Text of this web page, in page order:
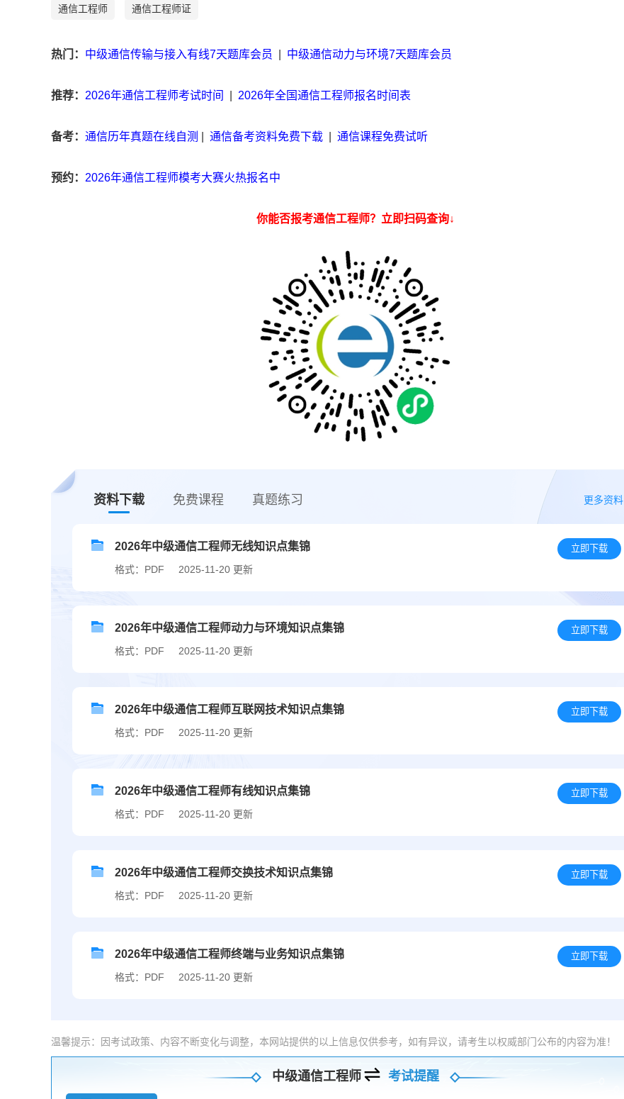
通信工程师 通信工程师证
热门： 中级通信传输与接入有线7天题库会员 中级通信动力与环境7天题库会员
推荐： 2026年通信工程师考试时间 2026年全国通信工程师报名时间表
备考： 通信历年真题在线自测 通信备考资料免费下载 通信课程免费试听
预约： 2026年通信工程师模考大赛火热报名中
你能否报考通信工程师？立即扫码查询↓
资料下载 免费课程 真题练习 更多资料
2026年中级通信工程师无线知识点集锦
格式：PDF 2025-11-20 更新
立即下载
2026年中级通信工程师动力与环境知识点集锦
格式：PDF 2025-11-20 更新
立即下载
2026年中级通信工程师互联网技术知识点集锦
格式：PDF 2025-11-20 更新
立即下载
2026年中级通信工程师有线知识点集锦
格式：PDF 2025-11-20 更新
立即下载
2026年中级通信工程师交换技术知识点集锦
格式：PDF 2025-11-20 更新
立即下载
2026年中级通信工程师终端与业务知识点集锦
格式：PDF 2025-11-20 更新
立即下载
温馨提示：因考试政策、内容不断变化与调整，本网站提供的以上信息仅供参考，如有异议，请考生以权威部门公布的内容为准！
中级通信工程师 考试提醒